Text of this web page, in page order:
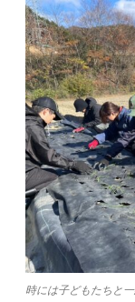
時には子どもたちと